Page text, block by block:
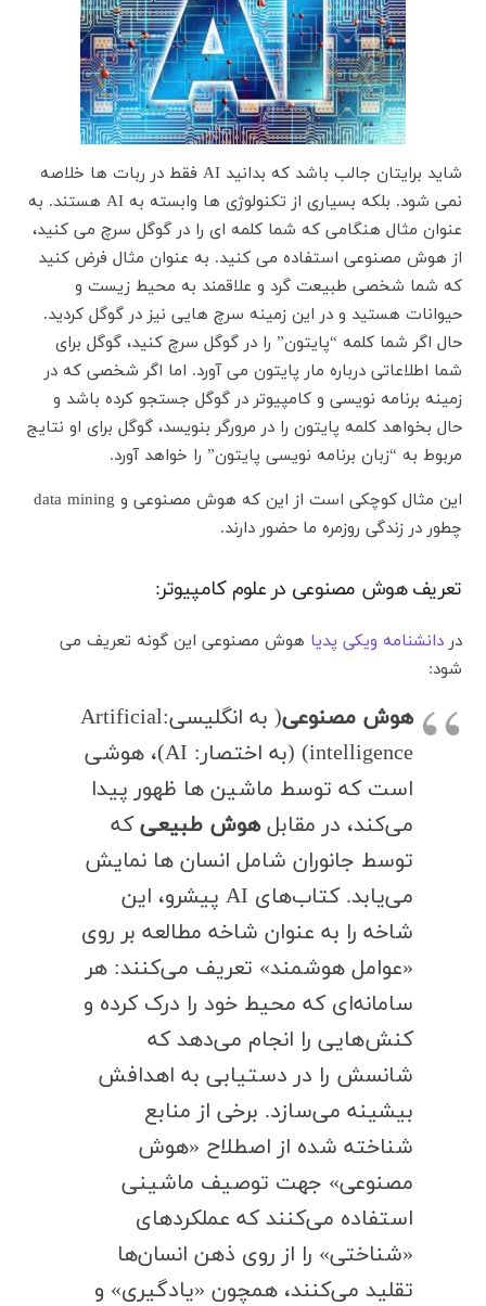
شاید برایتان جالب باشد که بدانید AI فقط در ربات ها خلاصه
نمی شود. بلکه بسیاری از تکنولوژی ها وابسته به AI هستند. به
عنوان مثال هنگامی که شما کلمه ای را در گوگل سرچ می کنید،
از هوش مصنوعی استفاده می کنید. به عنوان مثال فرض کنید
که شما شخصی طبیعت گرد و علاقمند به محیط زیست و
حیوانات هستید و در این زمینه سرچ هایی نیز در گوگل کردید.
حال اگر شما کلمه “پایتون” را در گوگل سرچ کنید، گوگل برای
شما اطلاعاتی درباره مار پایتون می آورد. اما اگر شخصی که در
زمینه برنامه نویسی و کامپیوتر در گوگل جستجو کرده باشد و
حال بخواهد کلمه پایتون را در مرورگر بنویسد، گوگل برای او نتایج
مربوط به “زبان برنامه نویسی پایتون” را خواهد آورد.
این مثال کوچکی است از این که هوش مصنوعی و data mining
چطور در زندگی روزمره ما حضور دارند.
تعریف هوش مصنوعی در علوم کامپیوتر:
دردانشنامه ویکی پدیا هوش مصنوعی این گونه تعریف می
شود:
هوش مصنوعی
( به انگلیسی:Artificial
intelligence) (به اختصار: AI)، هوشی
است که توسط ماشین ها ظهور پیدا
می‌کند، در مقابلهوش طبیعیکه
توسط جانوران شامل انسان ها نمایش
می‌یابد. کتاب‌های AI پیشرو، این
شاخه را به عنوان شاخه مطالعه بر روی
«عوامل هوشمند» تعریف می‌کنند: هر
سامانه‌ای که محیط خود را درک کرده و
کنش‌هایی را انجام می‌دهد که
شانسش را در دستیابی به اهدافش
بیشینه می‌سازد. برخی از منابع
شناخته شده از اصطلاح «هوش
مصنوعی» جهت توصیف ماشینی
استفاده می‌کنند که عملکردهای
«شناختی» را از روی ذهن انسان‌ها
تقلید می‌کنند، همچون «یادگیری» و